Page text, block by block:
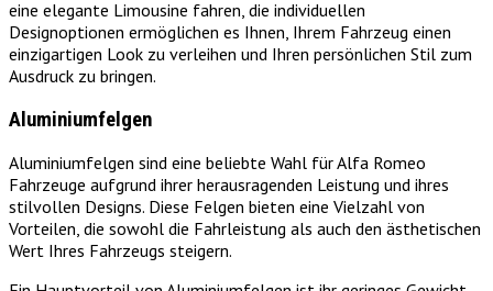
eine elegante Limousine fahren, die individuellen
Designoptionen ermöglichen es Ihnen, Ihrem Fahrzeug einen
einzigartigen Look zu verleihen und Ihren persönlichen Stil zum
Ausdruck zu bringen.
Aluminiumfelgen
Aluminiumfelgen sind eine beliebte Wahl für Alfa Romeo
Fahrzeuge aufgrund ihrer herausragenden Leistung und ihres
stilvollen Designs. Diese Felgen bieten eine Vielzahl von
Vorteilen, die sowohl die Fahrleistung als auch den ästhetischen
Wert Ihres Fahrzeugs steigern.